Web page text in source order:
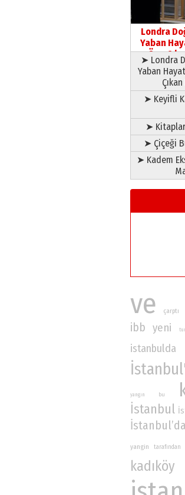
Londra
Yaban
Öne
➤ Londra
Yaban
➤ Keyifli
➤
➤ Çiçeği
➤ Kadem
ve çarptı
ibb yeni
istanbulda
yangın bu
İstanbul
İstanbul’da
yangin tarafından
kadıköy